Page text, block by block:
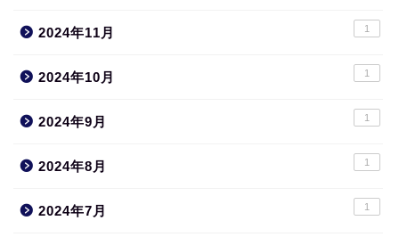
2024年11月 1
2024年10月 1
2024年9月 1
2024年8月 1
2024年7月 1